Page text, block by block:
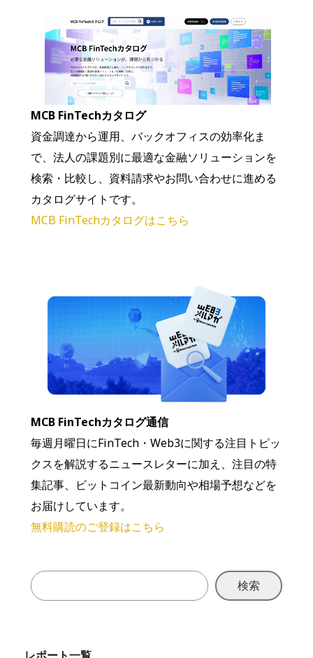
MCB FinTechカタログ
資金調達から運用、バックオフィスの効率化ま
で、法人の課題別に最適な金融ソリューションを
検索・比較し、資料請求やお問い合わせに進める
カタログサイトです。
MCB FinTechカタログはこちら
MCB FinTechカタログ通信
毎週月曜日にFinTech・Web3に関する注目トピッ
クスを解説するニュースレターに加え、注目の特
集記事、ビットコイン最新動向や相場予想などを
お届けしています。
無料購読のご登録はこちら
検索